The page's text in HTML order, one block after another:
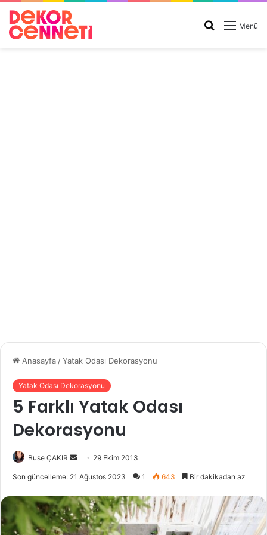
Menü
Arama
Anasayfa /Yatak Odası Dekorasyonu
Yatak Odası Dekorasyonu
5 Farklı Yatak Odası
Dekorasyonu
Buse ÇAKIR
e
p
29 Ekim 2013
Son güncelleme: 21 Ağustos 2023 1 643 Bir dakikadan az